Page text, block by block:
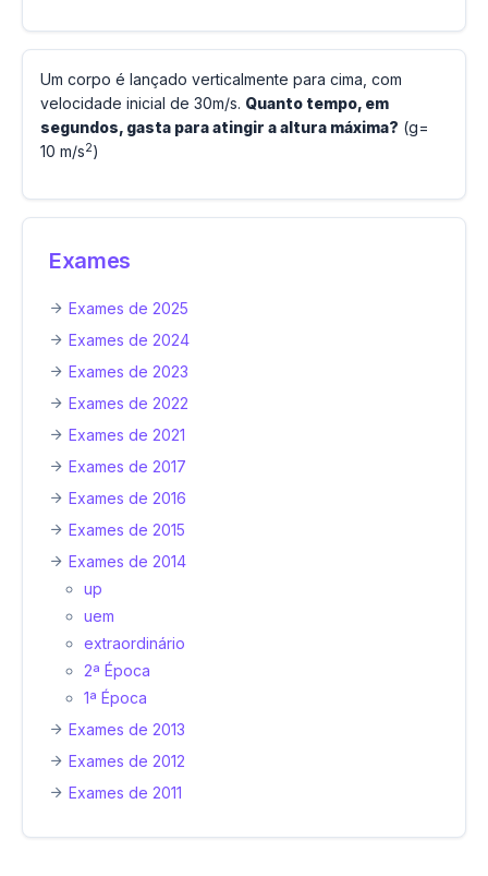
Um corpo é lançado verticalmente para cima, com
velocidade inicial de 30m/s. Quanto tempo, em
segundos, gasta para atingir a altura máxima? (g=
10 m/s2)
Exames
Exames de 2025
Exames de 2024
Exames de 2023
Exames de 2022
Exames de 2021
Exames de 2017
Exames de 2016
Exames de 2015
Exames de 2014
up
uem
extraordinário
2ª Época
1ª Época
Exames de 2013
Exames de 2012
Exames de 2011